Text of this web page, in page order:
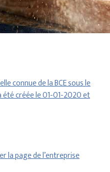
connue de la BCE sous le
été créée le 01-01-2020 et
la page de l’entreprise